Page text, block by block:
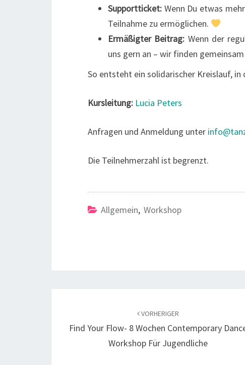
Supportticket: Wenn Du etwas
Teilnahme zu ermöglichen.
Ermäßigter Beitrag: Wenn der
uns gern an – wir finden
So entsteht ein solidarischer Kreislauf,
Kursleitung: Lucia Peters
Anfragen und Anmeldung unter
Die Teilnehmerzahl ist begrenzt.
Allgemein, Workshop
VORHERIGER
Find Your Flow- 8 Wochen Contemporary
Workshop Für Jugendliche